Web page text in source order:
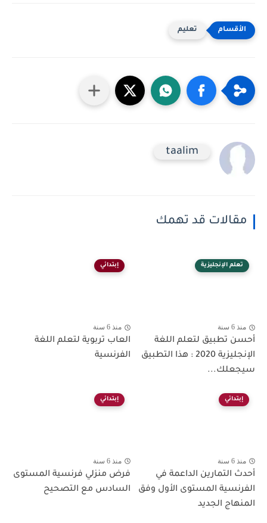
تعليم
taalim
مقالات قد تهمك
تعلم الإنجليزية
منذ 6 سنة
أحسن تطبيق لتعلم اللغة
الإنجليزية 2020 : هذا التطبيق
سيجعلك...
إبتدائي
منذ 6 سنة
العاب تربوية لتعلم اللغة
الفرنسية
إبتدائي
منذ 6 سنة
أحدث التمارين الداعمة في
الفرنسية المستوى الأول وفق
المنهاج الجديد
إبتدائي
منذ 6 سنة
فرض منزلي فرنسية المستوى
السادس مع التصحيح